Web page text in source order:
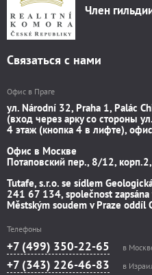
Член
Связаться с нами
Офис в Праге
ул. Národní 32, Praha 1, Palác
(вход через арку со стороны
4 этаж (кнопка 4 в лифте),
Офис в Москве
Потаповский пер., 8/12,
Tutafe, s.r.o. se sídlem
241 67 134, společnost
Městským soudem v Praze oddíl
Телефоны
+7 (499) 350-22-65 в
+7 (343) 226-46-83 в